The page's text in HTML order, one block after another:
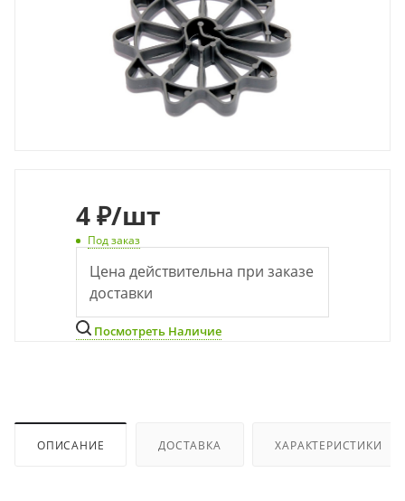
4₽/шт
Под заказ
Цена действительна при заказе
доставки
Посмотреть Наличие
ОПИСАНИЕ ДОСТАВКА ХАРАКТЕРИСТИКИ